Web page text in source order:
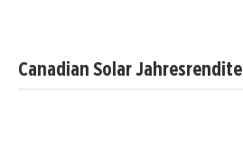
Canadian Solar Jahresrendite